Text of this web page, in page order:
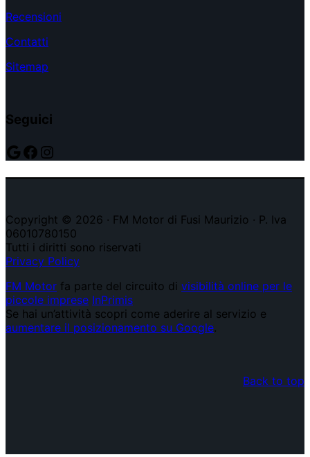
Recensioni
Contatti
Sitemap
Seguici
Google
Facebook
Instagram
Copyright © 2026 · FM Motor di Fusi Maurizio · P. Iva
06010780150
Tutti i diritti sono riservati
Privacy Policy
FM Motor fa parte del circuito di visibilità online per le
piccole imprese InPrimis
Se hai un’attività scopri come aderire al servizio e
aumentare il posizionamento su Google.
Back to top